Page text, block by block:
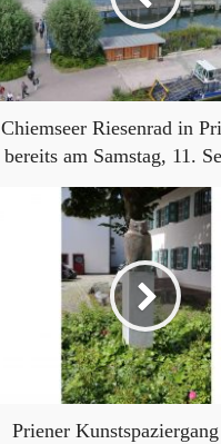
Chiemseer Riesenrad in
bereits am Samstag, 11.
Priener